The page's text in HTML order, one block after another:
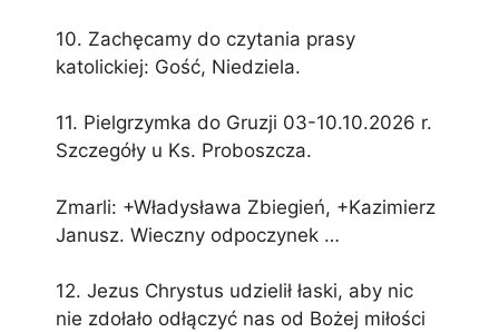
10. Zachęcamy do czytania prasy
katolickiej: Gość, Niedziela.
11. Pielgrzymka do Gruzji 03-10.10.2026 r.
Szczegóły u Ks. Proboszcza.
Zmarli: +Władysława Zbiegień, +Kazimierz
Janusz. Wieczny odpoczynek …
12. Jezus Chrystus udzielił łaski, aby nic
nie zdołało odłączyć nas od Bożej miłości